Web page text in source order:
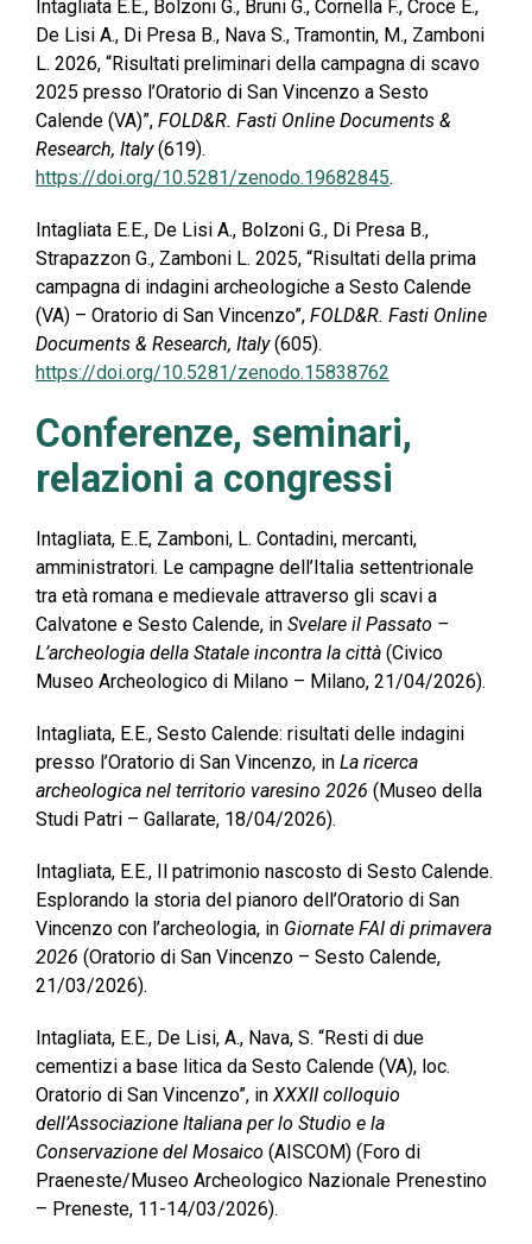
Intagliata E.E., Bolzoni G., Bruni G., Cornella F., Croce E.,
De Lisi A., Di Presa B., Nava S., Tramontin, M., Zamboni
L. 2026, “Risultati preliminari della campagna di scavo
2025 presso l’Oratorio di San Vincenzo a Sesto
Calende (VA)”, FOLD&R. Fasti Online Documents &
Research, Italy(619).
https://doi.org/10.5281/zenodo.19682845.
Intagliata E.E., De Lisi A., Bolzoni G., Di Presa B.,
Strapazzon G., Zamboni L. 2025, “Risultati della prima
campagna di indagini archeologiche a Sesto Calende
(VA) – Oratorio di San Vincenzo”, FOLD&R. Fasti Online
Documents & Research, Italy(605).
https://doi.org/10.5281/zenodo.15838762
Conferenze, seminari,
relazioni a congressi
Intagliata, E..E, Zamboni, L. Contadini, mercanti,
amministratori. Le campagne dell’Italia settentrionale
tra età romana e medievale attraverso gli scavi a
Calvatone e Sesto Calende, in Svelare il Passato –
L’archeologia della Statale incontra la città (Civico
Museo Archeologico di Milano – Milano, 21/04/2026).
Intagliata, E.E., Sesto Calende: risultati delle indagini
presso l’Oratorio di San Vincenzo, in La ricerca
archeologica nel territorio varesino 2026 (Museo della
Studi Patri – Gallarate, 18/04/2026).
Intagliata, E.E., Il patrimonio nascosto di Sesto Calende.
Esplorando la storia del pianoro dell’Oratorio di San
Vincenzo con l’archeologia, in Giornate FAI di primavera
2026 (Oratorio di San Vincenzo – Sesto Calende,
21/03/2026).
Intagliata, E.E., De Lisi, A., Nava, S. “Resti di due
cementizi a base litica da Sesto Calende (VA), loc.
Oratorio di San Vincenzo”, in XXXII colloquio
dell’Associazione Italiana per lo Studio e la
Conservazione del Mosaico (AISCOM) (Foro di
Praeneste/Museo Archeologico Nazionale Prenestino
– Preneste, 11-14/03/2026).